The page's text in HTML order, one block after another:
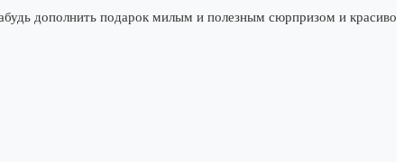
дополнить подарок милым и полезным сюрпризом и красиво